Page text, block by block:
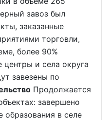
завоз был
заказанные
торговли,
более 90%
и села округа
завезены по
Продолжается
завершено
образования в селе